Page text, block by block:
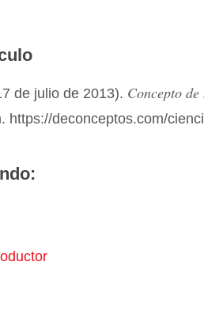
de julio de 2013). Concepto
https://deconceptos.com/